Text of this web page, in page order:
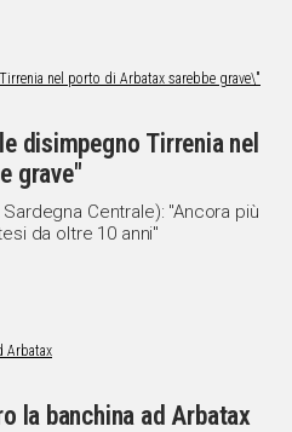
disimpegno Tirrenia nel
grave"
Centrale): "Ancora più
da oltre 10 anni"
la banchina ad Arbatax